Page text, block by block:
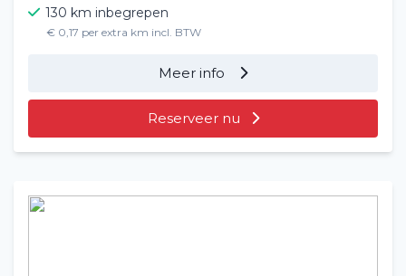
130 km inbegrepen
€ 0,17 per extra km incl. BTW
Meer info
Reserveer nu